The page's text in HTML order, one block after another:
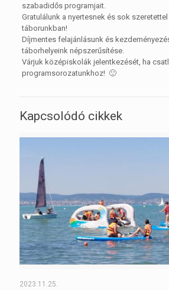
szabadidős programjait.
Gratulálunk a nyertesnek és sok
táborunkban!
Díjmentes felajánlásunk és
táborhelyeink népszerűsítése.
Várjuk középiskolák jelentkezését, ha
programsorozatunkhoz! 🙂
Kapcsolódó cikkek
2023.11.25.